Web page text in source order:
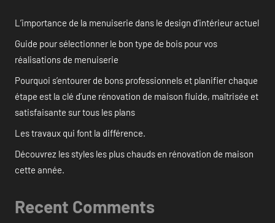
L’importance de la menuiserie dans le design d’intérieur actuel
Guide pour sélectionner le bon type de bois pour vos
réalisations de menuiserie
Pourquoi s’entourer de bons professionnels et planifier chaque
étape est la clé d’une rénovation de maison fluide, maîtrisée et
satisfaisante sur tous les plans
Les travaux qui font la différence.
Découvrez les styles les plus chauds en rénovation de maison
cette année.
Recent Comments